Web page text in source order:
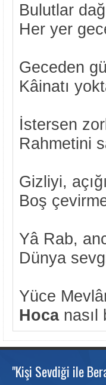
Bulutlar
Her yer
Geceden
Kâinatı
İstersen
Rahmetini
Gizliyi,
Boş
Yâ Rab,
Dünya
Yüce
Hoca nasıl
"Kişi Sevdiği ile